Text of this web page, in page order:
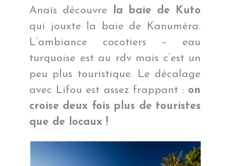
Anaïs découvre
la baie de Kuto
qui jouxte la baie de Kanuméra.
L’ambiance cocotiers – eau
turquoise est au rdv mais c’est un
peu plus touristique. Le décalage
avec Lifou est assez frappant : on
croise deux fois plus de touristes
que de locaux !